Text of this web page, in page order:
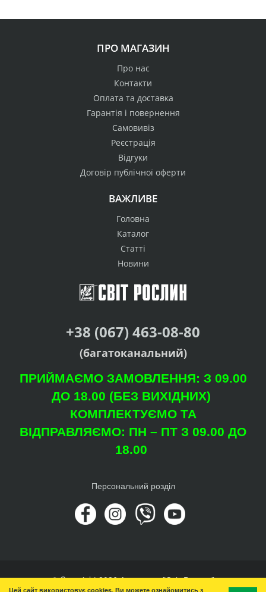
ПРО МАГАЗИН
Про нас
Контакти
Оплата та доставка
Гарантія і повернення
Самовивіз
Реєстрація
Відгуки
Договір публічної оферти
ВАЖЛИВЕ
Головна
Каталог
Статті
Новини
+38 (067) 463-08-80
(багатоканальний)
ПРИЙМАЄМО ЗАМОВЛЕННЯ: З 09.00
ДО 18.00 (БЕЗ ВИХІДНИХ)
КОМПЛЕКТУЄМО ТА
ВІДПРАВЛЯЄМО: ПН – ПТ З 09.00 ДО
18.00
Персональний розділ
© Copyright 2026 Агроцентр "Світ Рослин"
Цей сайт використовує cookies. Ви можете ознайомитись з